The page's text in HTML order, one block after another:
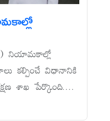
నియామకాల్లో
కల్పించే విధానానికి
శాఖ పేర్కొంది....